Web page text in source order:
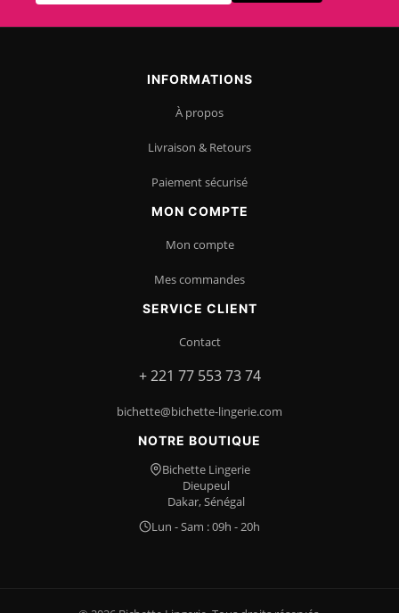
INFORMATIONS
À propos
Livraison & Retours
Paiement sécurisé
MON COMPTE
Mon compte
Mes commandes
SERVICE CLIENT
Contact
+ 221 77 553 73 74
bichette@bichette-lingerie.com
NOTRE BOUTIQUE
Bichette Lingerie
Dieupeul
Dakar, Sénégal
Lun - Sam : 09h - 20h